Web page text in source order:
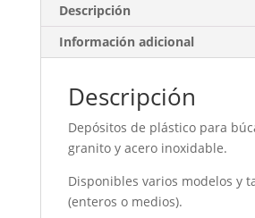
Descripción
Información adicional
Descripción
Depósitos de plástico para
granito y acero inoxidable.
Disponibles varios modelos y
(enteros o medios).